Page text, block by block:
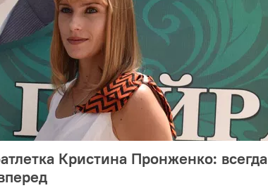
Кристина Пронженко: всегда